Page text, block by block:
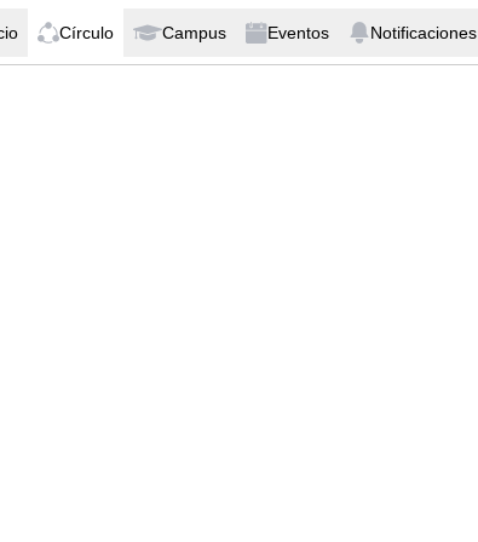
Círculo Campus Eventos Notificaciones